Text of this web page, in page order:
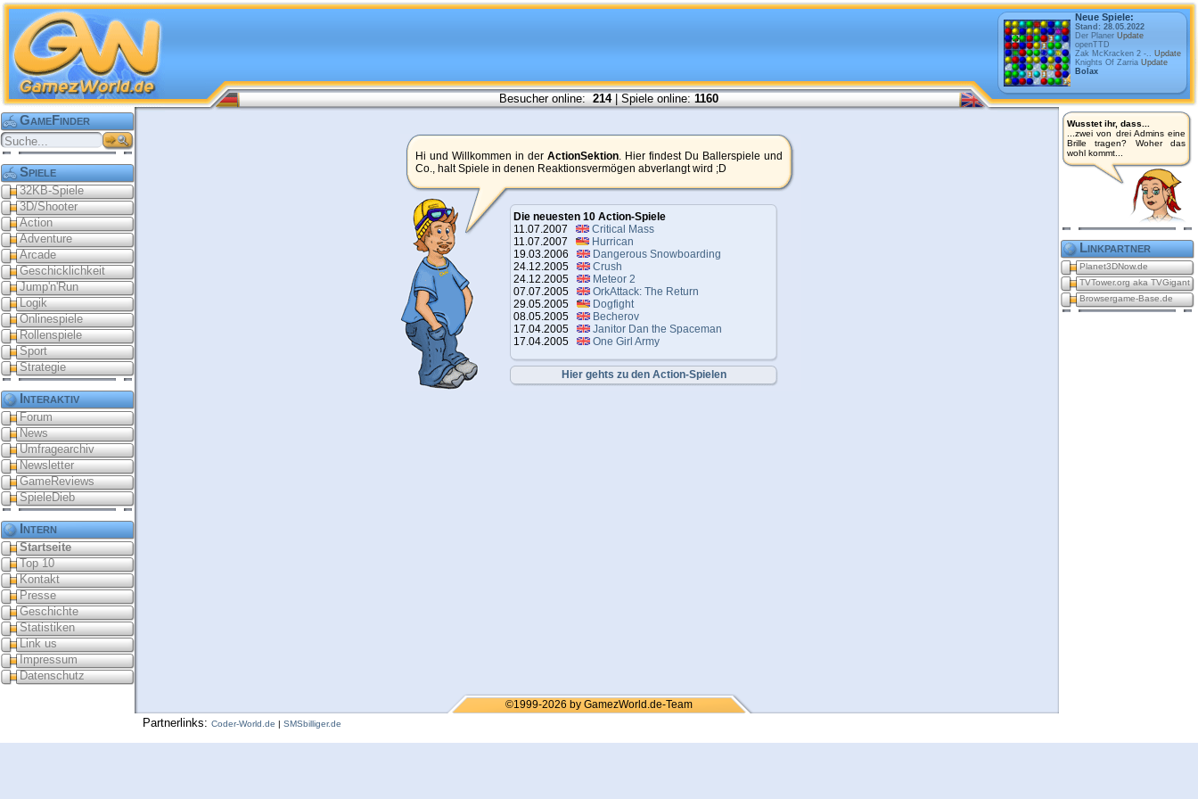
Besucher online:214| Spiele online:1160
Neue Spiele:
Stand: 28.05.2022
Der Planer Update
openTTD
Zak McKracken 2 -.. Update
Knights Of Zarria Update
Bolax
GameFinder
Spiele
32KB-Spiele
3D/Shooter
Action
Adventure
Arcade
Geschicklichkeit
Jump'n'Run
Logik
Onlinespiele
Rollenspiele
Sport
Strategie
Interaktiv
Forum
News
Umfragearchiv
Newsletter
GameReviews
SpieleDieb
Intern
Startseite
Top 10
Kontakt
Presse
Geschichte
Statistiken
Link us
Impressum
Datenschutz
Wusstet ihr, dass...
...zwei von drei Admins eine
Brille tragen? Woher das
wohl kommt...
Linkpartner
Planet3DNow.de
TVTower.org aka TVGigant
Browsergame-Base.de
Hi und Willkommen in der ActionSektion. Hier findest Du Ballerspiele und
Co., halt Spiele in denen Reaktionsvermögen abverlangt wird ;D
Die neuesten 10 Action-Spiele
11.07.2007
Critical Mass
11.07.2007
Hurrican
19.03.2006
Dangerous Snowboarding
24.12.2005
Crush
24.12.2005
Meteor 2
07.07.2005
OrkAttack: The Return
29.05.2005
Dogfight
08.05.2005
Becherov
17.04.2005
Janitor Dan the Spaceman
17.04.2005
One Girl Army
Hier gehts zu den Action-Spielen
©1999-2026 by GamezWorld.de-Team
Partnerlinks: Coder-World.de | SMSbilliger.de